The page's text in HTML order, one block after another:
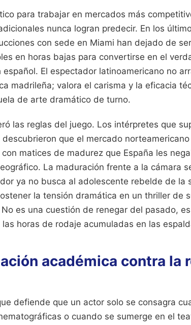
para trabajar en mercados más
nunca logran predecir. En los
con sede en Miami han dejado de
en horas bajas para convertirse en el
El espectador latinoamericano no
madrileña; valora el carisma y la eficacia
de arte dramático de turno.
las reglas del juego. Los intérpretes que
que el mercado
matices de madurez que España les
La maduración frente a la cámara
ya no busca al adolescente rebelde de la
la tensión dramática en un thriller de
es una cuestión de renegar del pasado,
horas de rodaje acumuladas en las
académica contra la
defiende que un actor solo se consagra
o cuando se sumerge en el